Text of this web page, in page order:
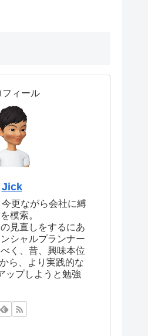
フィール
Jick
更ながら会社に縛
模索。
見直しをするにあ
シャルプランナー
く、昔、興味本位
ら、より実践的な
ップしようと勉強